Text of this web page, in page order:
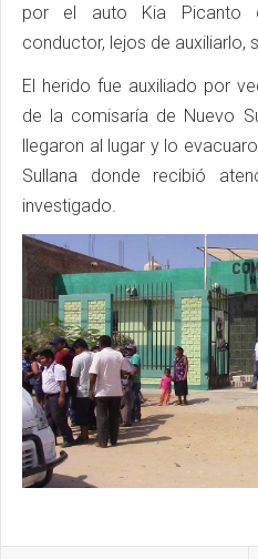
por el auto Kia Picanto
conductor, lejos de auxiliarlo,
El herido fue auxiliado por
de la comisaría de Nuevo
llegaron al lugar y lo
Sullana donde recibió
investigado.